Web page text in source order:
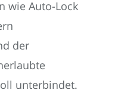
wie Auto-Lock
der
unterbindet.